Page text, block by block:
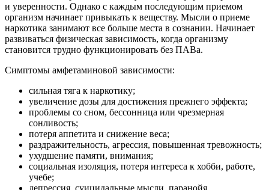
и уверенности. Однако с каждым последующим приемом
организм начинает привыкать к веществу. Мысли о приеме
наркотика занимают все больше места в сознании. Начинает
развиваться физическая зависимость, когда организму
становится трудно функционировать без ПАВа.
Симптомы амфетаминовой зависимости:
сильная тяга к наркотику;
увеличение дозы для достижения прежнего эффекта;
проблемы со сном, бессонница или чрезмерная
сонливость;
потеря аппетита и снижение веса;
раздражительность, агрессия, повышенная тревожность;
ухудшение памяти, внимания;
социальная изоляция, потеря интереса к хобби, работе,
учебе;